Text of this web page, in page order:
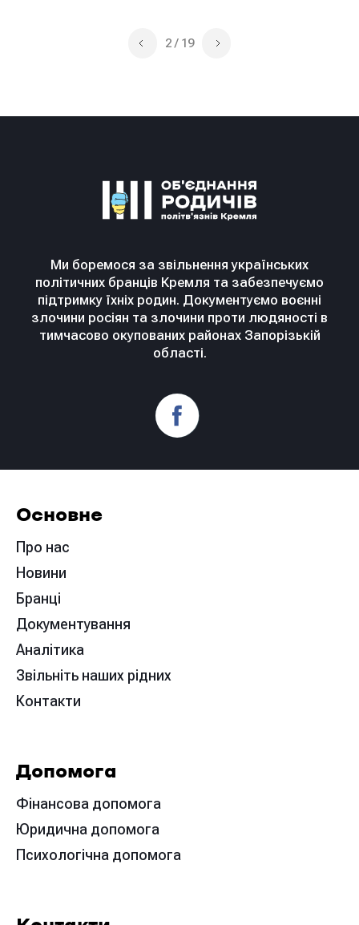
2 / 19
Ми боремося за звільнення українських
політичних бранців Кремля та забезпечуємо
підтримку їхніх родин. Документуємо воєнні
злочини росіян та злочини проти людяності в
тимчасово окупованих районах Запорізькій
області.
Основне
Про нас
Новини
Бранці
Документування
Аналітика
Звільніть наших рідних
Контакти
Допомога
Фінансова допомога
Юридична допомога
Психологічна допомога